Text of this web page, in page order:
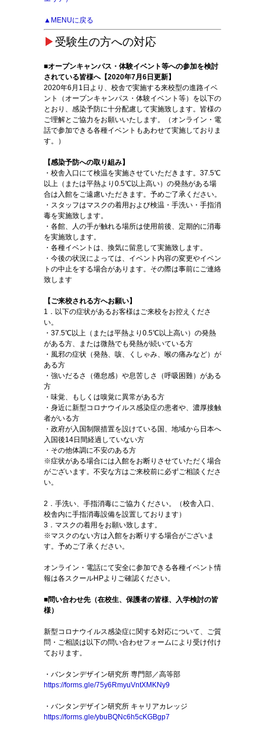
▲MENUに戻る
▶ 受験生の方への対応
■オープンキャンパス・体験イベント等への参加を検討
されている皆様へ【2020年7月6日更新】
2020年6月1日より、校舎で実施する来校型の進路イベ
ント（オープンキャンパス・体験イベント等）を以下の
とおり、感染予防に十分配慮して実施致します。皆様の
ご理解とご協力をお願いいたします。（オンライン・電
話で参加できる各種イベントもあわせて実施しておりま
す。）
【感染予防への取り組み】
・校舎入口にて検温を実施させていただきます。37.5℃
以上（または平熱より0.5℃以上高い）の発熱がある場
合は入館をご遠慮いただきます。予めご了承ください。
・スタッフはマスクの着用および検温・手洗い・手指消
毒を実施致します。
・各館、人の手が触れる場所は使用前後、定期的に消毒
を実施致します。
・各種イベントは、換気に留意して実施致します。
・今後の状況によっては、イベント内容の変更やイベン
トの中止をする場合があります。その際は事前にご連絡
致します
【ご来校される方へお願い】
1．以下の症状があるお客様はご来校をお控えくださ
い。
・37.5℃以上（または平熱より0.5℃以上高い）の発熱
がある方、または微熱でも発熱が続いている方
・風邪の症状（発熱、咳、くしゃみ、喉の痛みなど）が
ある方
・強いだるさ（倦怠感）や息苦しさ（呼吸困難）がある
方
・味覚、もしくは嗅覚に異常がある方
・身近に新型コロナウイルス感染症の患者や、濃厚接触
者がいる方
・政府が入国制限措置を設けている国、地域から日本へ
入国後14日間経過していない方
・その他体調に不安のある方
※症状がある場合には入館をお断りさせていただく場合
がございます。不安な方はご来校前に必ずご相談くださ
い。
2．手洗い、手指消毒にご協力ください。（校舎入口、
校舎内に手指消毒設備を設置しております）
3．マスクの着用をお願い致します。
※マスクのない方は入館をお断りする場合がございま
す。予めご了承ください。
オンライン・電話にて安全に参加できる各種イベント情
報は各スクールHPよりご確認ください。
■問い合わせ先（在校生、保護者の皆様、入学検討の皆
様）
新型コロナウイルス感染症に関する対応について、ご質
問・ご相談は以下の問い合わせフォームにより受け付け
ております。
・バンタンデザイン研究所 専門部／高等部
https://forms.gle/75y6RmyuVntXMKNy9
・バンタンデザイン研究所 キャリアカレッジ
https://forms.gle/ybuBQNc6h5cKGBgp7